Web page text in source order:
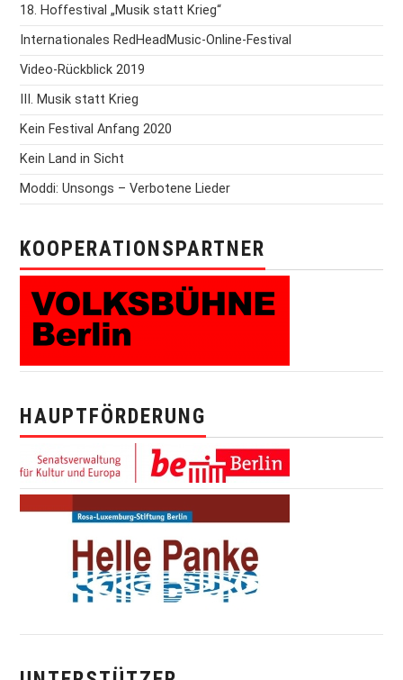
18. Hoffestival „Musik statt Krieg“
Internationales RedHeadMusic-Online-Festival
Video-Rückblick 2019
III. Musik statt Krieg
Kein Festival Anfang 2020
Kein Land in Sicht
Moddi: Unsongs – Verbotene Lieder
KOOPERATIONSPARTNER
HAUPTFÖRDERUNG